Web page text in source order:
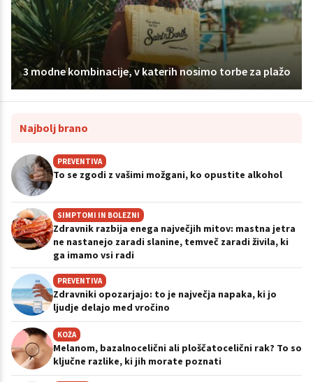
3 modne kombinacije, v katerih nosimo torbe za plažo
Najbolj brano
PREVENTIVA
To se zgodi z vašimi možgani, ko opustite alkohol
SIMPTOMI IN BOLEZNI
Zdravnik razbija enega največjih mitov: mastna jetra
ne nastanejo zaradi slanine, temveč zaradi živila, ki
ga imamo vsi radi
PREVENTIVA
Zdravniki opozarjajo: to je največja napaka, ki jo
ljudje delajo med vročino
KOŽA
Melanom, bazalnocelični ali ploščatocelični rak? To so
ključne razlike, ki jih morate poznati